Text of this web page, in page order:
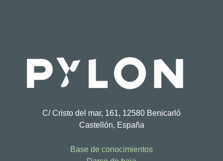
C/ Cristo del mar, 161, 12580 Benicarló
Castellón, España
Base de conocimientos